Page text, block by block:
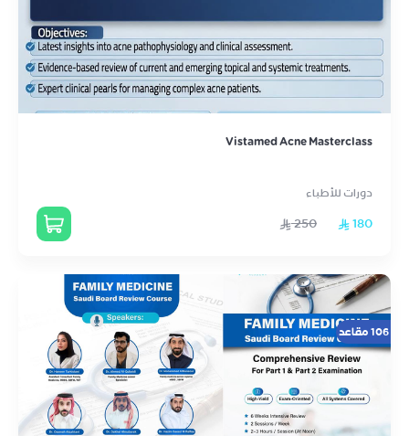
Vistamed Acne Masterclass
دورات للأطباء
180
250
106 مقاعد